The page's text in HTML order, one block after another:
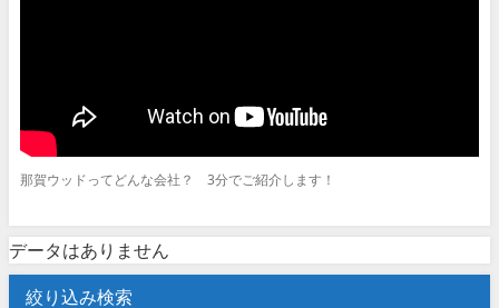
那賀ウッドってどんな会社？ 3分でご紹介します！
データはありません
絞り込み検索